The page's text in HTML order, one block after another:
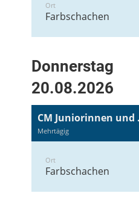
Ort
Farbschachen
Donnerstag
20.08.2026
CM
Mehrtägig
Ort
Farbschachen